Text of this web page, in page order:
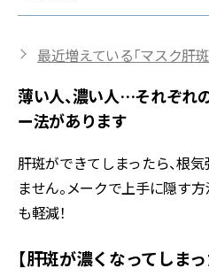
最近増えている「マスク肝
薄い人、濃い人…それぞれ
ー法があります
肝斑ができてしまったら、根
ません。メークで上手に隠す
も軽減！
【肝斑が濃くなってしまっ